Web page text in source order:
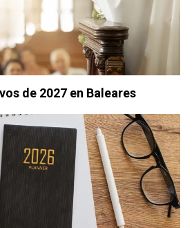
de 2027 en Baleares